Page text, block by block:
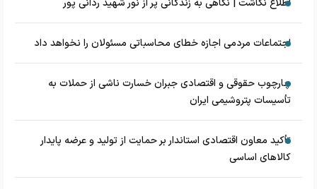
اطلاع نگاشت | نگاهی به زندگانی پر از نور شهید ردانی پور
اجتماعات مردمی اجازه خطای محاسباتی مسئولان را نخواهد داد
چارچوب حقوقی و اقتصادی جبران خسارت ناشی از حملات به
تأسیسات پتروشیمی ایران
تأکید معاون اقتصادی استاندار بر حمایت از تولید و عرضه پایدار
کالاهای اساسی